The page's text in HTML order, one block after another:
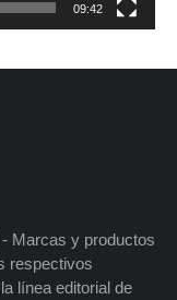
09:42
Marcas y productos
respectivos
línea editorial de